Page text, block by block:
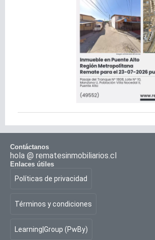
Contáctanos
hola @ rematesinmobiliarios.cl
Enlaces útiles
Políticas de privacidad
Términos y condiciones
Learning|Group (PwBy)